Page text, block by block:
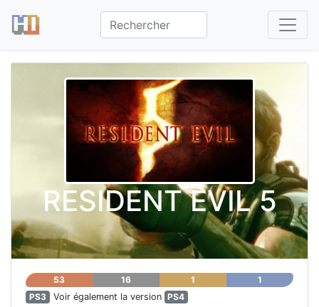
RESIDENT EVIL 5
53 16 1
1
PS3
Voir également la version PS4